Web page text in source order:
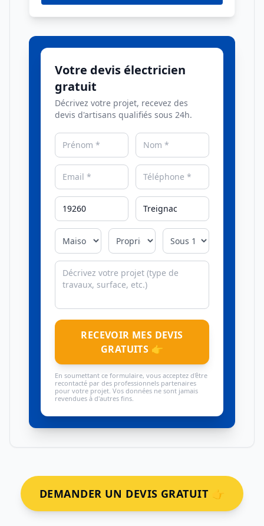
Votre devis électricien
gratuit
Décrivez votre projet, recevez des
devis d'artisans qualifiés sous 24h.
RECEVOIR MES DEVIS
GRATUITS 👉
En soumettant ce formulaire, vous acceptez d'être
recontacté par des professionnels partenaires
pour votre projet. Vos données ne sont jamais
revendues à d'autres fins.
DEMANDER UN DEVIS GRATUIT 👉